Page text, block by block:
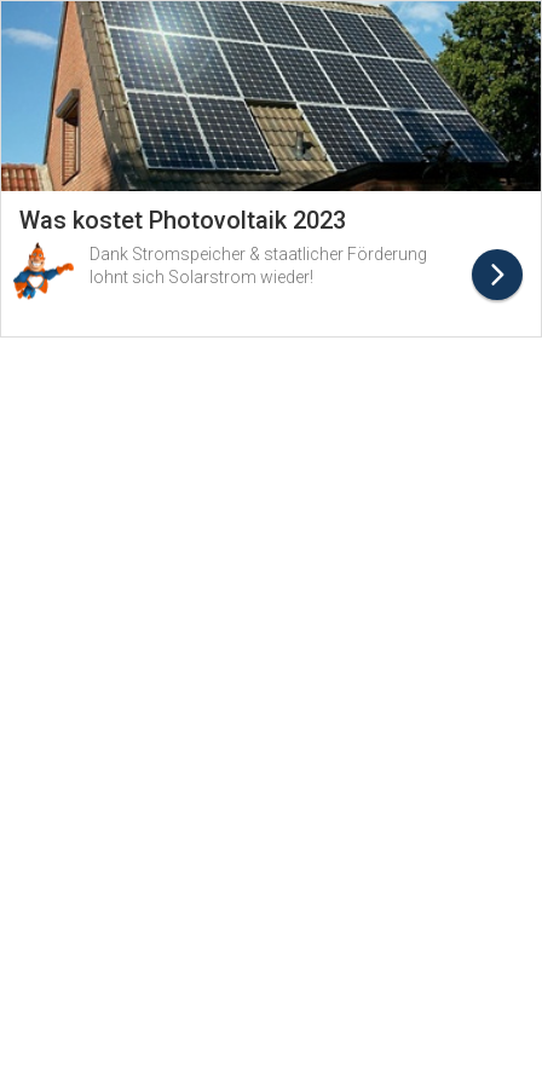
Was kostet Photovoltaik 2023
Dank Stromspeicher & staatlicher Förderung
lohnt sich Solarstrom wieder!